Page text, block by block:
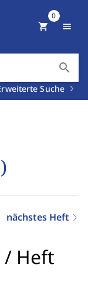
search
Suche
shopping_cart
0
menu
nächstes Heft
/ Heft